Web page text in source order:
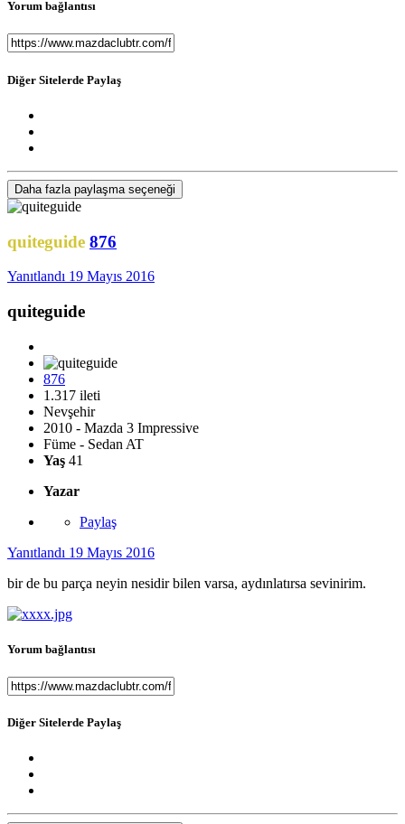
Yorum bağlantısı
Diğer Sitelerde Paylaş
Daha fazla paylaşma seçeneği
quiteguide 876
Yanıtlandı 19 Mayıs 2016
quiteguide
876
1.317 ileti
Nevşehir
2010 - Mazda 3 Impressive
Füme - Sedan AT
Yaş 41
Yazar
Paylaş
Yanıtlandı 19 Mayıs 2016
bir de bu parça neyin nesidir bilen varsa, aydınlatırsa sevinirim.
Yorum bağlantısı
Diğer Sitelerde Paylaş